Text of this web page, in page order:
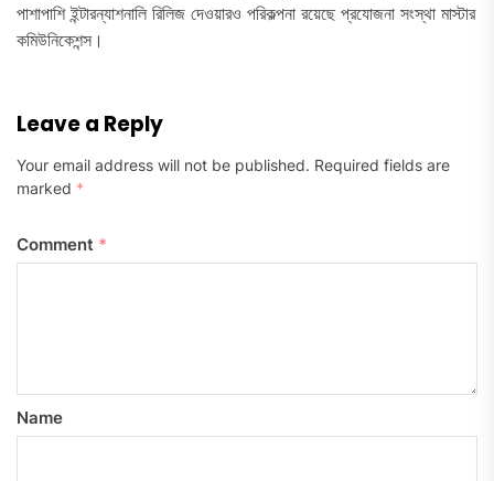
পাশাপাশি ইন্টারন্যাশনালি রিলিজ দেওয়ারও পরিকল্পনা রয়েছে প্রযোজনা সংস্থা মাস্টার
কমিউনিকেশন্স।
Leave a Reply
Your email address will not be published. Required fields are
marked *
Comment *
Name